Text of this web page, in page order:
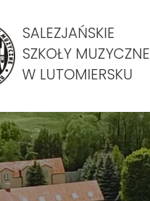
SALEZJAŃSKIE
SZKOŁY MUZYCZNE
W LUTOMIERSKU